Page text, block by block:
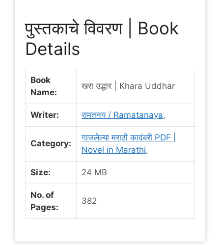
पुस्तकाचे विवरण | Book
Details
Book
Name:
खरा उद्धार | Khara Uddhar
Writer: रामतनय / Ramatanaya,
Category:
गाजलेल्या मराठी कादंबरी PDF |
Novel in Marathi,
Size: 24 MB
No. of
Pages:
382